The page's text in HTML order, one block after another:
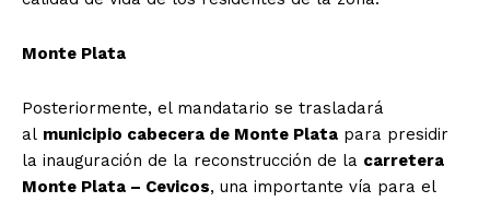
Monte Plata
Posteriormente, el mandatario se trasladará
al municipio cabecera de Monte Plata para presidir
la inauguración de la reconstrucción de la carretera
Monte Plata – Cevicos, una importante vía para el